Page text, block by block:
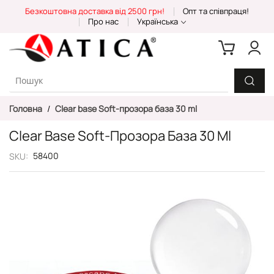
Content
Безкоштовна доставка від 2500 грн!
Опт та співпраця!
Про нас
Українська
Головна Clear base Soft-прозора база 30 ml
Clear Base Soft-Прозора База 30 Ml
SKU 58400